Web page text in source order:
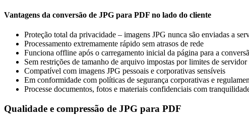
Vantagens da conversão de JPG para PDF no lado do cliente
Proteção total da privacidade – imagens JPG nunca são enviadas a
Processamento extremamente rápido sem atrasos de rede
Funciona offline após o carregamento inicial da página para a
Sem restrições de tamanho de arquivo impostas por limites de servidor
Compatível com imagens JPG pessoais e corporativas sensíveis
Em conformidade com políticas de segurança corporativas e
Processe documentos, fotos e materiais confidenciais com
Qualidade e compressão de JPG para PDF